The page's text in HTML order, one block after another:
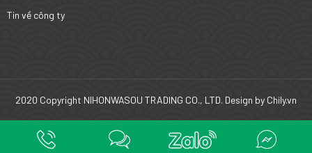
Tin về công ty
2020 Copyright NIHONWASOU TRADING CO., LTD. Design by Chily.vn